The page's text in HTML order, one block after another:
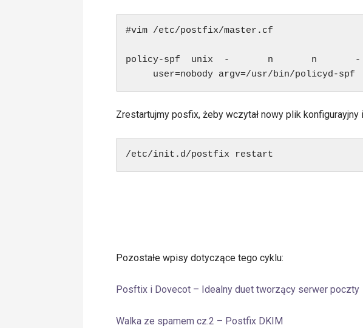
#vim /etc/postfix/master.cf
policy-spf  unix  -       n       n       -
     user=nobody argv=/usr/bin/policyd-spf
Zrestartujmy posfix, żeby wczytał nowy plik konfigurayjny
/etc/init.d/postfix restart
Pozostałe wpisy dotyczące tego cyklu:
Posftix i Dovecot – Idealny duet tworzący serwer poczty
Walka ze spamem cz.2 – Postfix DKIM